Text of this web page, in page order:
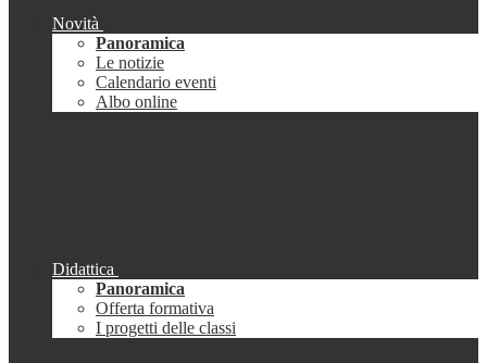
Novità
Panoramica
Le notizie
Calendario eventi
Albo online
Didattica
Panoramica
Offerta formativa
I progetti delle classi